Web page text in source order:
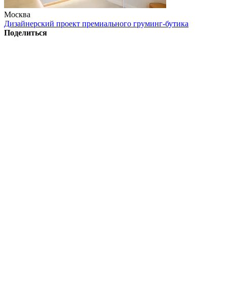
Москва
Дизайнерский проект премиального груминг-бутика
Поделиться